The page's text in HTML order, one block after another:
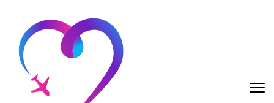
contenu
(Pressez
Entrée)